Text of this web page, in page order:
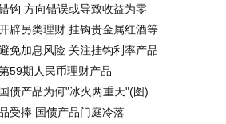
钩 方向错误或导致收益为零
辟另类理财 挂钩贵金属红酒等
免加息风险 关注挂钩利率产品
59期人民币理财产品
债产品为何"冰火两重天"(图)
受捧 国债产品门庭冷落